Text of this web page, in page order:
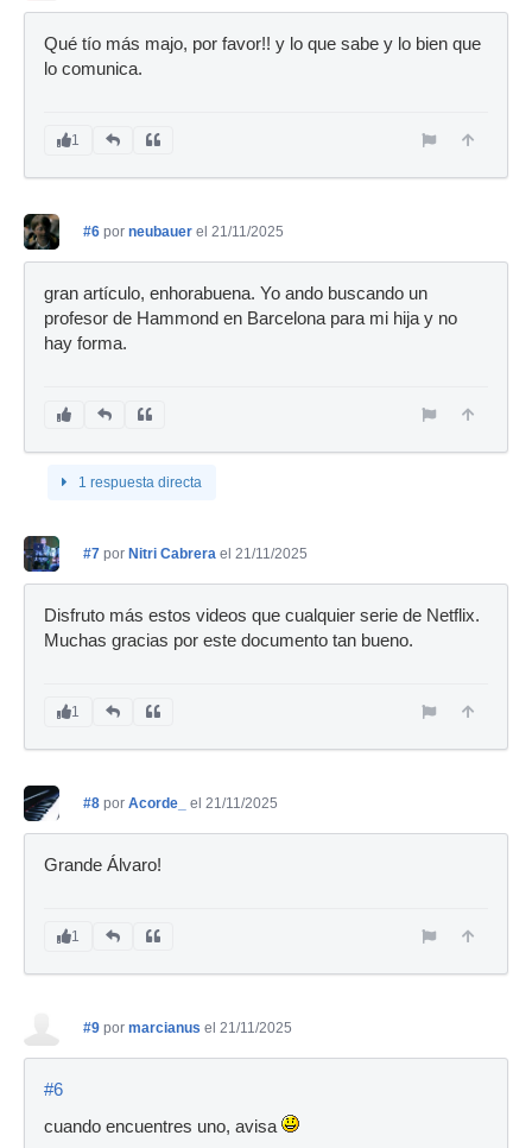
Qué tío más majo, por favor!! y lo que sabe y lo bien que
lo comunica.
1
#6 por neubauer el 21/11/2025
gran artículo, enhorabuena. Yo ando buscando un
profesor de Hammond en Barcelona para mi hija y no
hay forma.
1 respuesta directa
#7 por Nitri Cabrera el 21/11/2025
Disfruto más estos videos que cualquier serie de Netflix.
Muchas gracias por este documento tan bueno.
1
#8 por Acorde_ el 21/11/2025
Grande Álvaro!
1
#9 por marcianus el 21/11/2025
#6
cuando encuentres uno, avisa